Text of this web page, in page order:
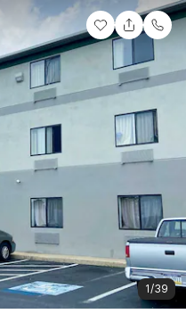
1/39